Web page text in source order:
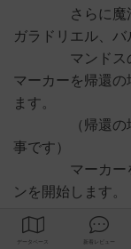
さらに魔法使
ガラドリエル、バ
マンドスの館
マーカーを帰還
ます。
（帰還の場は
事です）
マーカーを置
ンを開始します。
マンドスの館
ーンを行って構い